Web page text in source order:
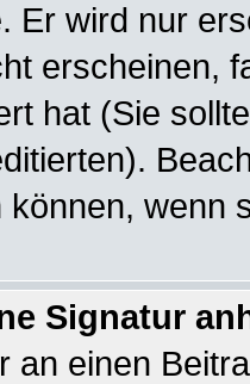
Er wird nur
erscheinen,
hat (Sie
können, wenn
Signatur
an einen